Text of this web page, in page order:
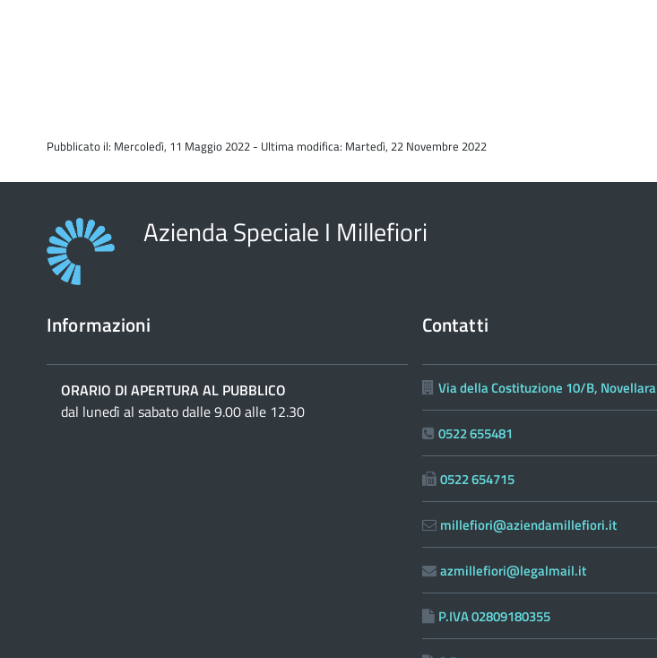
Pubblicato il: Mercoledì, 11 Maggio 2022 - Ultima modifica: Martedì, 22 Novembre 2022
Azienda Speciale I Millefiori
Informazioni
ORARIO DI APERTURA AL PUBBLICO
dal lunedì al sabato dalle 9.00 alle 12.30
Contatti
Via della Costituzione 10/B, Novellara
0522 655481
0522 654715
millefiori@aziendamillefiori.it
azmillefiori@legalmail.it
P.IVA 02809180355